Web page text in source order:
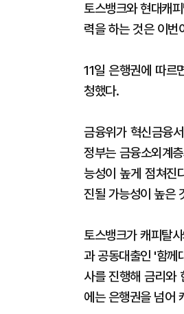
토스뱅크와 현대캐
력을 하는 것은 이번
11일 은행권에 따르
청했다.
금융위가 혁신금융
정부는 금융소외계
능성이 높게 점쳐진
진될 가능성이 높은
토스뱅크가 캐피탈
과 공동대출인 '함께
사를 진행해 금리와
에는 은행권을 넘어